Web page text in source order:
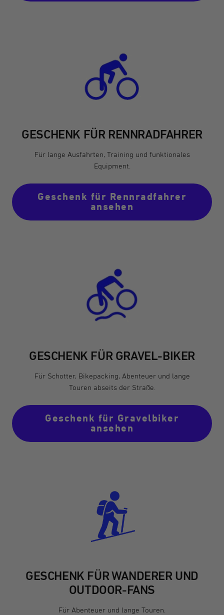
GESCHENK FÜR RENNRADFAHRER
Für lange Ausfahrten, Training und funktionales
Equipment.
Geschenk für Rennradfahrer
ansehen
GESCHENK FÜR GRAVEL-BIKER
Für Schotter, Bikepacking, Abenteuer und lange
Touren abseits der Straße.
Geschenk für Gravelbiker
ansehen
GESCHENK FÜR WANDERER UND
OUTDOOR-FANS
Für Abenteuer und lange Touren.